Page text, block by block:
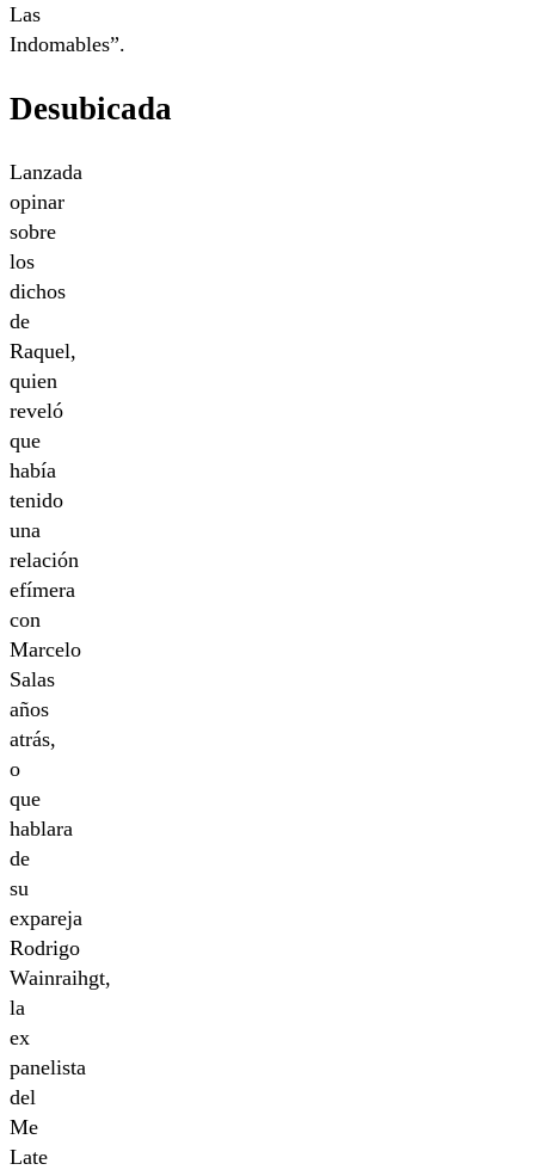
Las
Indomables”.
Desubicada
Lanzada
opinar
sobre
los
dichos
de
Raquel,
quien
reveló
que
había
tenido
una
relación
efímera
con
Marcelo
Salas
años
atrás,
o
que
hablara
de
su
expareja
Rodrigo
Wainraihgt,
la
ex
panelista
del
Me
Late